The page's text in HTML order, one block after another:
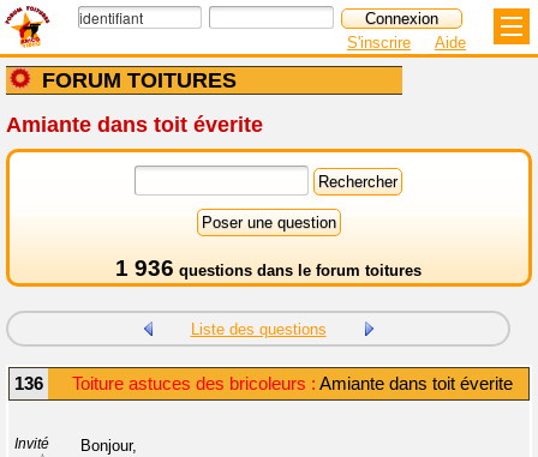
FORUM TOITURES
S'inscrire Aide
Amiante dans toit éverite
1 936 questions dans le forum toitures
Liste des questions
136 Toiture astuces des bricoleurs : Amiante dans toit éverite
Invité
Bonjour,